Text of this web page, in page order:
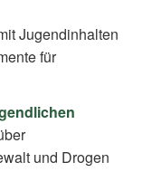
Jugendinhalten
für
und Drogen